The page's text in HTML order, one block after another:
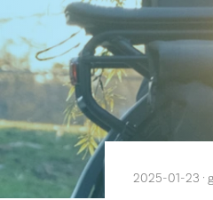
2025-01-23 ·